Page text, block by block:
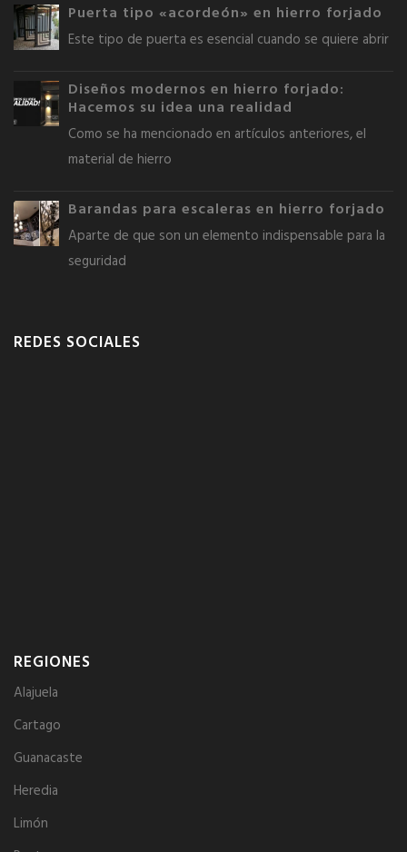
Puerta tipo «acordeón» en hierro forjado
Este tipo de puerta es esencial cuando se quiere abrir
Diseños modernos en hierro forjado:
Hacemos su idea una realidad
Como se ha mencionado en artículos anteriores, el
material de hierro
Barandas para escaleras en hierro forjado
Aparte de que son un elemento indispensable para la
seguridad
REDES SOCIALES
REGIONES
Alajuela
Cartago
Guanacaste
Heredia
Limón